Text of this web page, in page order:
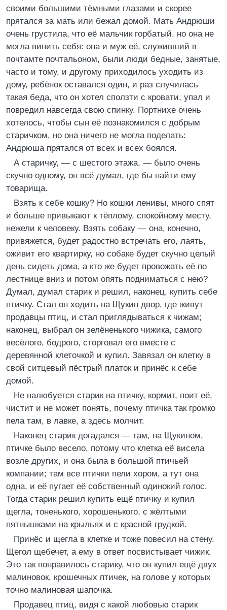
своими большими тёмными глазами и скорее
прятался за мать или бежал домой. Мать Андрюши
очень грустила, что её мальчик горбатый, но она не
могла винить себя: она и муж её, служивший в
почтамте почтальоном, были люди бедные, занятые,
часто и тому, и другому приходилось уходить из
дому, ребёнок оставался один, и раз случилась
такая беда, что он хотел сползти с кровати, упал и
повредил навсегда свою спинку. Портнихе очень
хотелось, чтобы сын её познакомился с добрым
старичком, но она ничего не могла поделать:
Андрюша прятался от всех и всех боялся.
А старичку, — с шестого этажа, — было очень
скучно одному, он всё думал, где бы найти ему
товарища.
Взять к себе кошку? Но кошки ленивы, много спят
и больше привыкают к тёплому, спокойному месту,
нежели к человеку. Взять собаку — она, конечно,
привяжется, будет радостно встречать его, лаять,
оживит его квартирку, но собаке будет скучно целый
день сидеть дома, а кто же будет провожать её по
лестнице вниз и потом опять подниматься с нею?
Думал, думал старик и решил, наконец, купить себе
птичку. Стал он ходить на Щукин двор, где живут
продавцы птиц, и стал приглядываться к чижам;
наконец, выбрал он зелёненького чижика, самого
весёлого, бодрого, сторговал его вместе с
деревянной клеточкой и купил. Завязал он клетку в
свой ситцевый пёстрый платок и принёс к себе
домой.
Не налюбуется старик на птичку, кормит, поит её,
чистит и не может понять, почему птичка так громко
пела там, в лавке, а здесь молчит.
Наконец старик догадался — там, на Щукином,
птичке было весело, потому что клетка её висела
возле других, и она была в большой птичьей
компании; там все птички пели хором, а тут она
одна, и её пугает её собственный одинокий голос.
Тогда старик решил купить ещё птичку и купил
щегла, тоненького, хорошенького, с жёлтыми
пятнышками на крыльях и с красной грудкой.
Принёс и щегла в клетке и тоже повесил на стену.
Щегол щебечет, а ему в ответ посвистывает чижик.
Это так понравилось старику, что он купил ещё двух
малиновок, крошечных птичек, на голове у которых
точно малиновая шапочка.
Продавец птиц, видя с какой любовью старик